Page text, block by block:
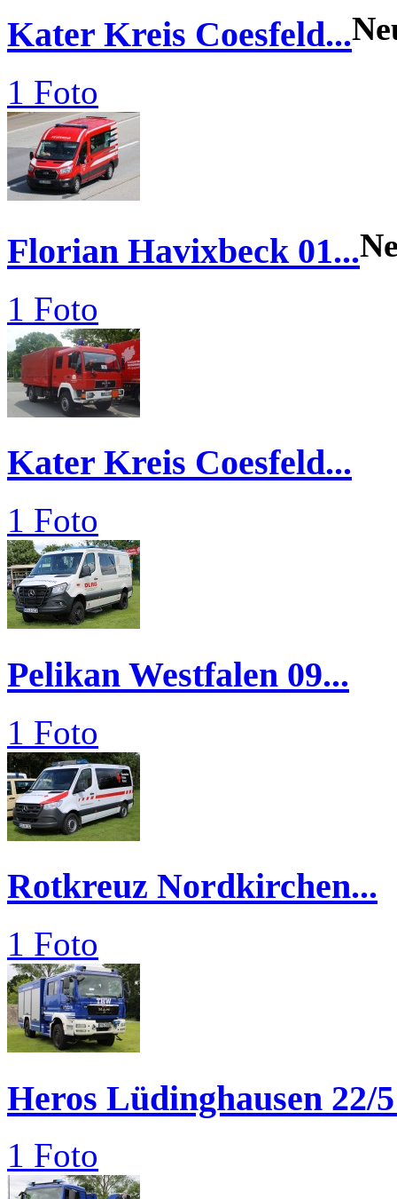
Kater Kreis Coesfeld...
1 Foto
Florian Havixbeck 01...
1 Foto
Kater Kreis Coesfeld...
1 Foto
Pelikan Westfalen 09...
1 Foto
Rotkreuz Nordkirchen...
1 Foto
Heros Lüdinghausen 22/
1 Foto